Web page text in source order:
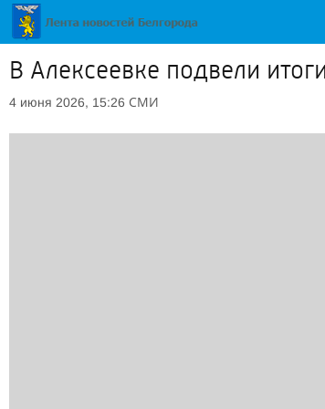
В Алексеевке подвели
4 июня 2026, 15:26 СМИ